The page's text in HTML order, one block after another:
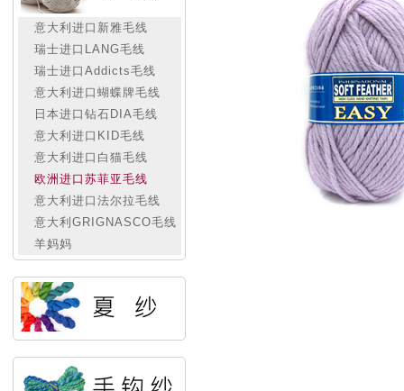
意大利进口新雅毛线
瑞士进口LANG毛线
瑞士进口Addicts毛线
意大利进口蝴蝶牌毛线
日本进口钻石DIA毛线
意大利进口KID毛线
意大利进口白猫毛线
欧洲进口苏菲亚毛线
意大利进口法尔拉毛线
意大利GRIGNASCO毛线
羊妈妈